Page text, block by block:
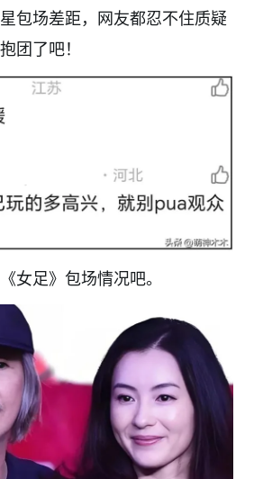
包场差距，网友都忍不住质疑
了吧！
女足》包场情况吧。